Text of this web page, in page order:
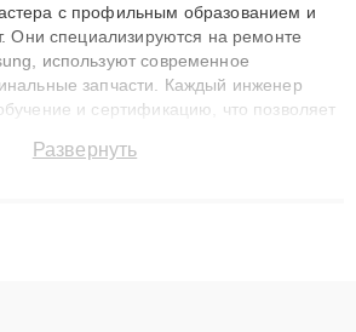
с профильным образованием и
Они специализируются на ремонте
используют современное
запчасти. Каждый инженер
и сертификацию, что позволяет
гарантии до 3 лет. Наши мастера
Развернуть